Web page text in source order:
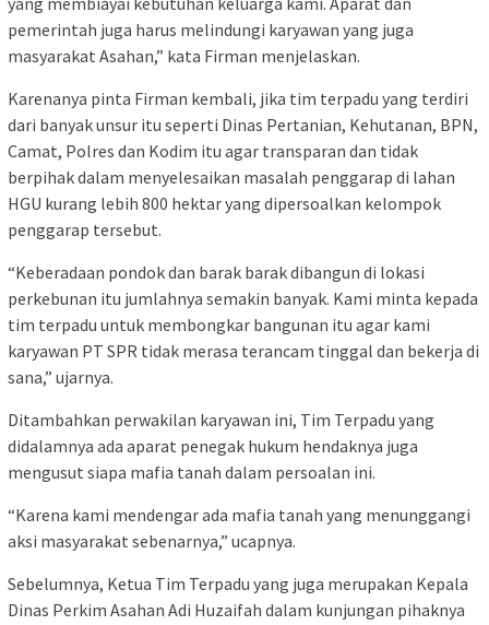
pemerintah juga harus melindungi karyawan yang juga
masyarakat Asahan,” kata Firman menjelaskan.
Karenanya pinta Firman kembali, jika tim terpadu yang terdiri
dari banyak unsur itu seperti Dinas Pertanian, Kehutanan, BPN,
Camat, Polres dan Kodim itu agar transparan dan tidak
berpihak dalam menyelesaikan masalah penggarap di lahan
HGU kurang lebih 800 hektar yang dipersoalkan kelompok
penggarap tersebut.
“Keberadaan pondok dan barak barak dibangun di lokasi
perkebunan itu jumlahnya semakin banyak. Kami minta kepada
tim terpadu untuk membongkar bangunan itu agar kami
karyawan PT SPR tidak merasa terancam tinggal dan bekerja di
sana,” ujarnya.
Ditambahkan perwakilan karyawan ini, Tim Terpadu yang
didalamnya ada aparat penegak hukum hendaknya juga
mengusut siapa mafia tanah dalam persoalan ini.
“Karena kami mendengar ada mafia tanah yang menunggangi
aksi masyarakat sebenarnya,” ucapnya.
Sebelumnya, Ketua Tim Terpadu yang juga merupakan Kepala
Dinas Perkim Asahan Adi Huzaifah dalam kunjungan pihaknya